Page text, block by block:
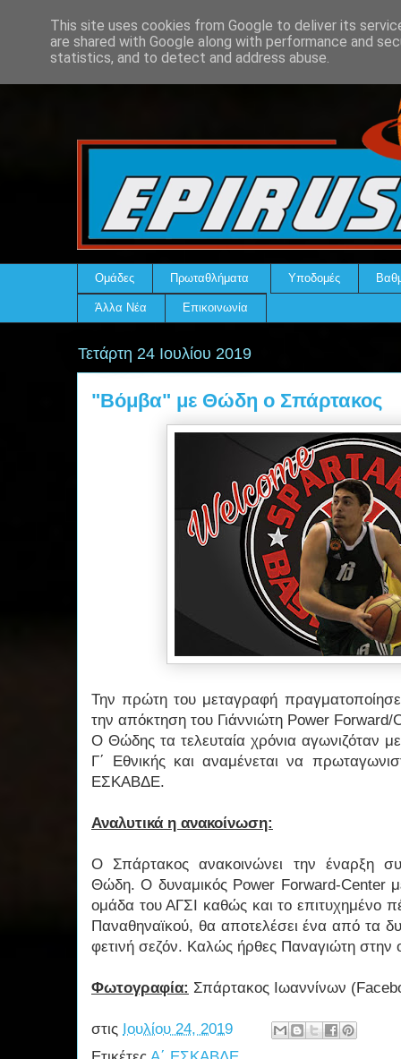
Ομάδες Πρωταθλήματα Υποδομές
Άλλα Νέα Επικοινωνία
Τετάρτη 24 Ιουλίου 2019
"Βόμβα" με Θώδη ο Σπάρτακος
Την πρώτη του μεταγραφή
την απόκτηση του Γιάννιώτη Power
Ο Θώδης τα τελευταία χρόνια αγωνιζόταν
Γ΄ Εθνικής και αναμένεται να
ΕΣΚΑΒΔΕ.
Αναλυτικά η ανακοίνωση:
Ο Σπάρτακος ανακοινώνει την έναρξη
Θώδη. Ο δυναμικός Power Forward-Center
ομάδα του ΑΓΣΙ καθώς και το επιτυχημένο
Παναθηναϊκού, θα αποτελέσει ένα από τα
φετινή σεζόν. Καλώς ήρθες Παναγιώτη στην
Φωτογραφία: Σπάρτακος Ιωαννίνων
στις Ιουλίου 24, 2019
This site uses cookies from Google to deliver its
are shared with Google along with performance and
statistics, and to detect and address abuse.